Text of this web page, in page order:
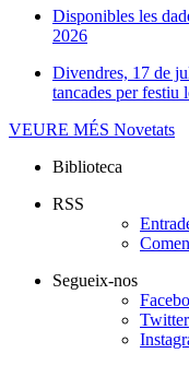
Disponibles les
2026
Divendres, 17 de
tancades per festiu
VEURE MÉS Novetats
Biblioteca
RSS
Segueix-nos
Twitter